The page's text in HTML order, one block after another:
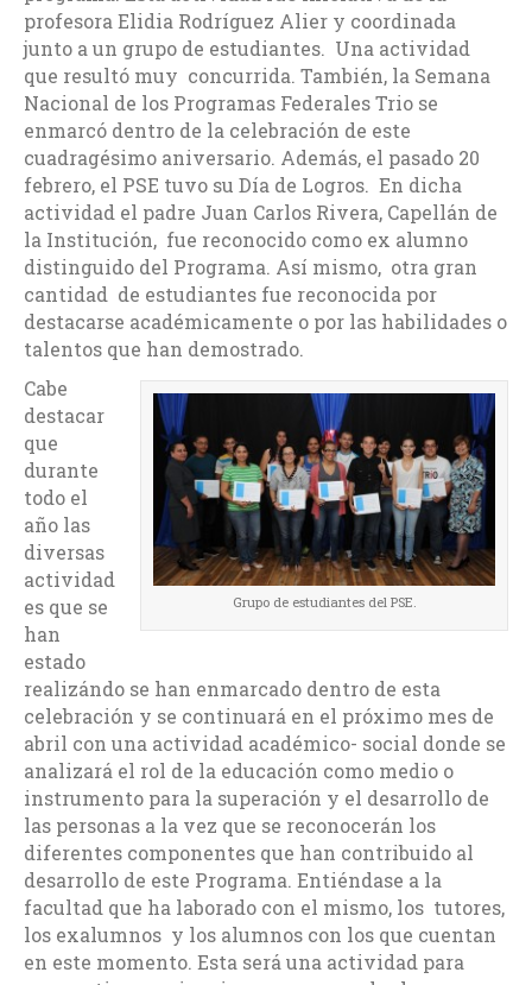
profesora Elidia Rodríguez Alier y coordinada
junto a un grupo de estudiantes. Una actividad
que resultó muy concurrida. También, la Semana
Nacional de los Programas Federales Trio se
enmarcó dentro de la celebración de este
cuadragésimo aniversario. Además, el pasado 20
febrero, el PSE tuvo su Día de Logros. En dicha
actividad el padre Juan Carlos Rivera, Capellán de
la Institución, fue reconocido como ex alumno
distinguido del Programa. Así mismo, otra gran
cantidad de estudiantes fue reconocida por
destacarse académicamente o por las habilidades o
talentos que han demostrado.
Grupo de estudiantes del PSE.
Cabe
destacar
que
durante
todo el
año las
diversas
actividad
es que se
han
estado
realizándo se han enmarcado dentro de esta
celebración y se continuará en el próximo mes de
abril con una actividad académico- social donde se
analizará el rol de la educación como medio o
instrumento para la superación y el desarrollo de
las personas a la vez que se reconocerán los
diferentes componentes que han contribuido al
desarrollo de este Programa. Entiéndase a la
facultad que ha laborado con el mismo, los tutores,
los exalumnos y los alumnos con los que cuentan
en este momento. Esta será una actividad para